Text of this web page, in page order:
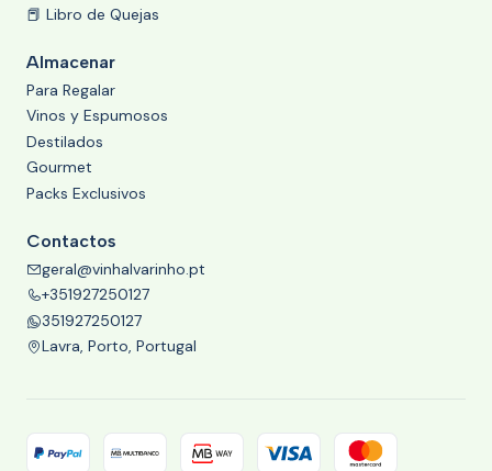
📕 Libro de Quejas
Almacenar
Para Regalar
Vinos y Espumosos
Destilados
Gourmet
Packs Exclusivos
Contactos
geral@vinhalvarinho.pt
+351927250127
351927250127
Lavra, Porto, Portugal